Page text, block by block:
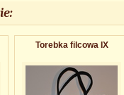
Torebka filcowa IX